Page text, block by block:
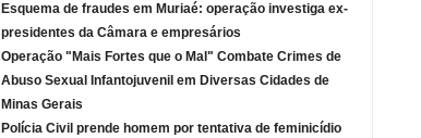
Esquema de fraudes em Muriaé: operação investiga ex-
presidentes da Câmara e empresários
Operação "Mais Fortes que o Mal" Combate Crimes de
Abuso Sexual Infantojuvenil em Diversas Cidades de
Minas Gerais
Polícia Civil prende homem por tentativa de feminicídio